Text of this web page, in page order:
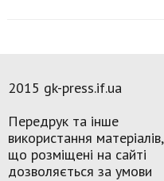
2015 gk-press.if.ua
Передрук та інше
використання матеріалів,
що розміщені на сайті
дозволяється за умови